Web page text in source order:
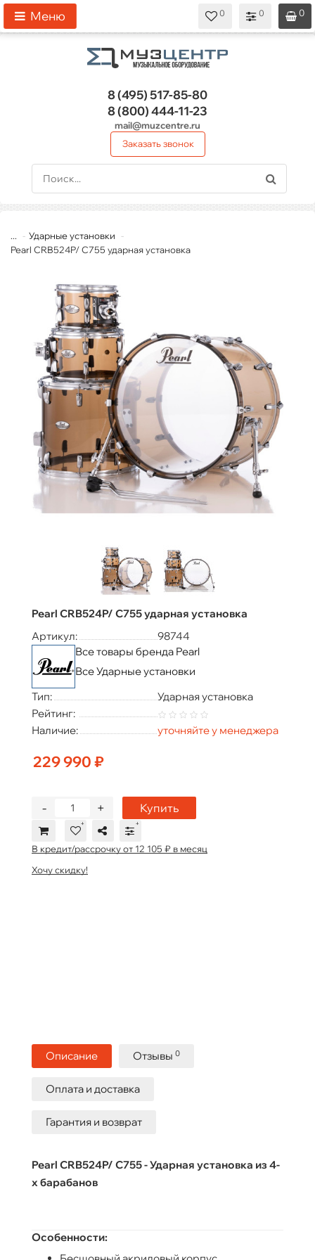
0
0
0
Меню
8 (495)517-85-80
8 (800)444-11-23
mail@muzcentre.ru
Заказать звонок
...
Ударные установки
Pearl CRB524P/ C755 ударная установка
Pearl CRB524P/ C755 ударная установка
Артикул:
98744
Все товары бренда Pearl
Все Ударные установки
Тип:
Ударная установка
Рейтинг:
Наличие:
уточняйте у менеджера
229 990 ₽
+
- Купить
В кредит/рассрочку от 12 105 ₽ в месяц
Хочу скидку!
Описание Отзывы 0
Оплата и доставка
Гарантия и возврат
Pearl CRB524P/ C755 - Ударная установка из 4-
х барабанов
Особенности: